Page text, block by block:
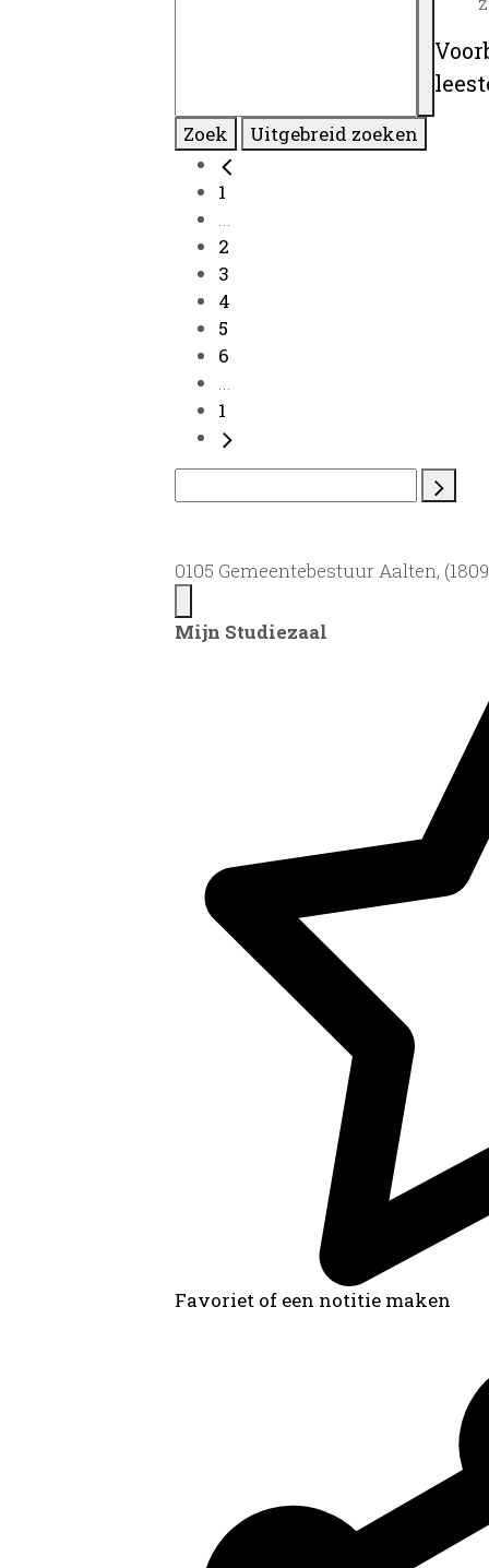
Zoek Uitgebreid zoeken
1
...
2
3
4
5
6
...
1
0105 Gemeentebestuur Aalten,
Mijn Studiezaal
Favoriet of een notitie maken